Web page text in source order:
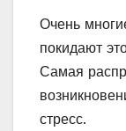
Очень
покидают
Самая
стресс.